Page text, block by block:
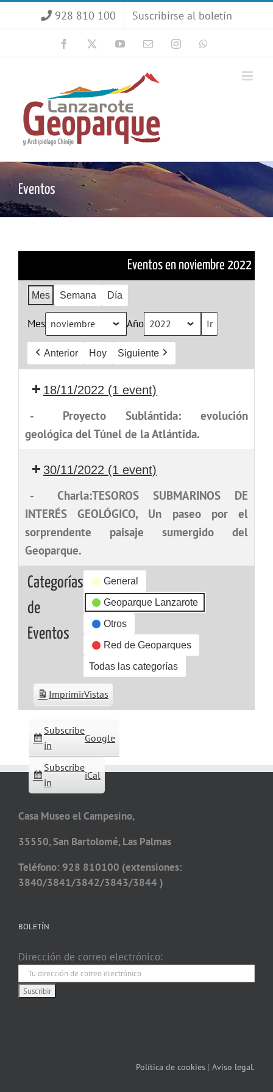
928 810 100 Suscribirse al boletín
Facebook YouTubeCorreoInstagram
Eventos
Eventos en noviembre 2022
Mes Semana Día
Mes Año
Anterior Hoy Siguiente
18/11/2022 (1 event)
-
Proyecto Sublántida: evolución
geológica del Túnel de la Atlántida.
30/11/2022 (1 event)
-
Charla:TESOROS SUBMARINOS DE
INTERÉS GEOLÓGICO, Un paseo por el
sorprendente paisaje sumergido del
Geoparque.
Categorías
de
Eventos
General
Geoparque Lanzarote
Otros
Red de Geoparques
Todas las categorías
Subscribe
in
Google
Subscribe
in
iCal
ImprimirVistas
Casa Museo el Campesino,
35550, San Bartolomé, Las Palmas
Teléfono: 928 810100 (extensiones:
3840/3841/3842/3843/3844 )
BOLETÍN
Dirección de correo electrónico:
Política de cookies | Aviso legal.